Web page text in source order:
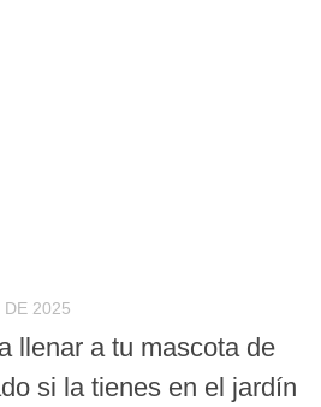
DE 2025
llenar a tu mascota de
si la tienes en el jardín